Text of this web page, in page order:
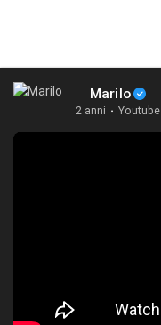
Marilo
2 anni · Youtube